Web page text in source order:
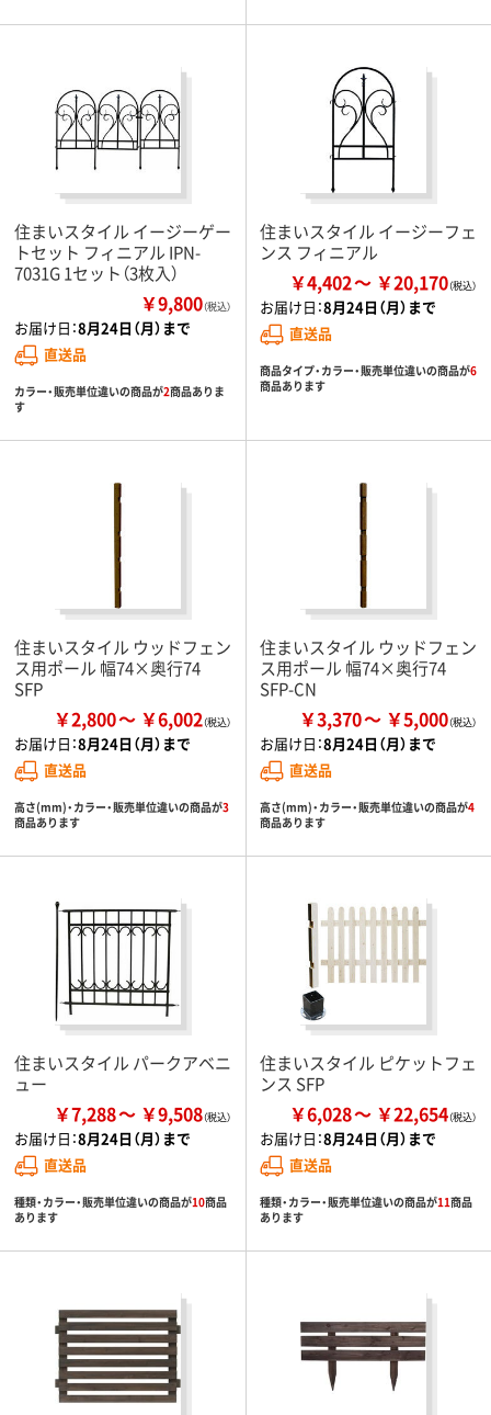
住まいスタイル イージーゲー
トセット フィニアル IPN-
7031G 1セット（3枚入）
￥9,800（税込）
お届け日：8月24日（月）まで
直送品
カラー・販売単位違いの商品が2商品ありま
す
住まいスタイル イージーフェ
ンス フィニアル
￥4,402 ￥20,170
お届け日：8月24日（月）まで
直送品
商品タイプ・カラー・販売単位違いの商品が6
商品あります
住まいスタイル ウッドフェン
ス用ポール 幅74×奥行74
SFP
￥2,800 ￥6,002
お届け日：8月24日（月）まで
直送品
高さ(mm)・カラー・販売単位違いの商品が3
商品あります
住まいスタイル ウッドフェン
ス用ポール 幅74×奥行74
SFP-CN
￥3,370 ￥5,000
お届け日：8月24日（月）まで
直送品
高さ(mm)・カラー・販売単位違いの商品が4
商品あります
住まいスタイル パークアベニ
ュー
￥7,288 ￥9,508
お届け日：8月24日（月）まで
直送品
種類・カラー・販売単位違いの商品が10商品
あります
住まいスタイル ピケットフェ
ンス SFP
￥6,028 ￥22,654
お届け日：8月24日（月）まで
直送品
種類・カラー・販売単位違いの商品が11商品
あります